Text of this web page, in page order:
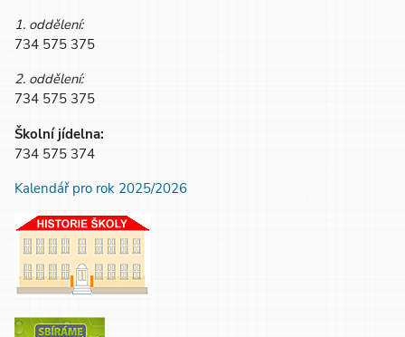
1. oddělení:
734 575 375
2. oddělení:
734 575 375
Školní jídelna:
734 575 374
Kalendář pro rok 2025/2026